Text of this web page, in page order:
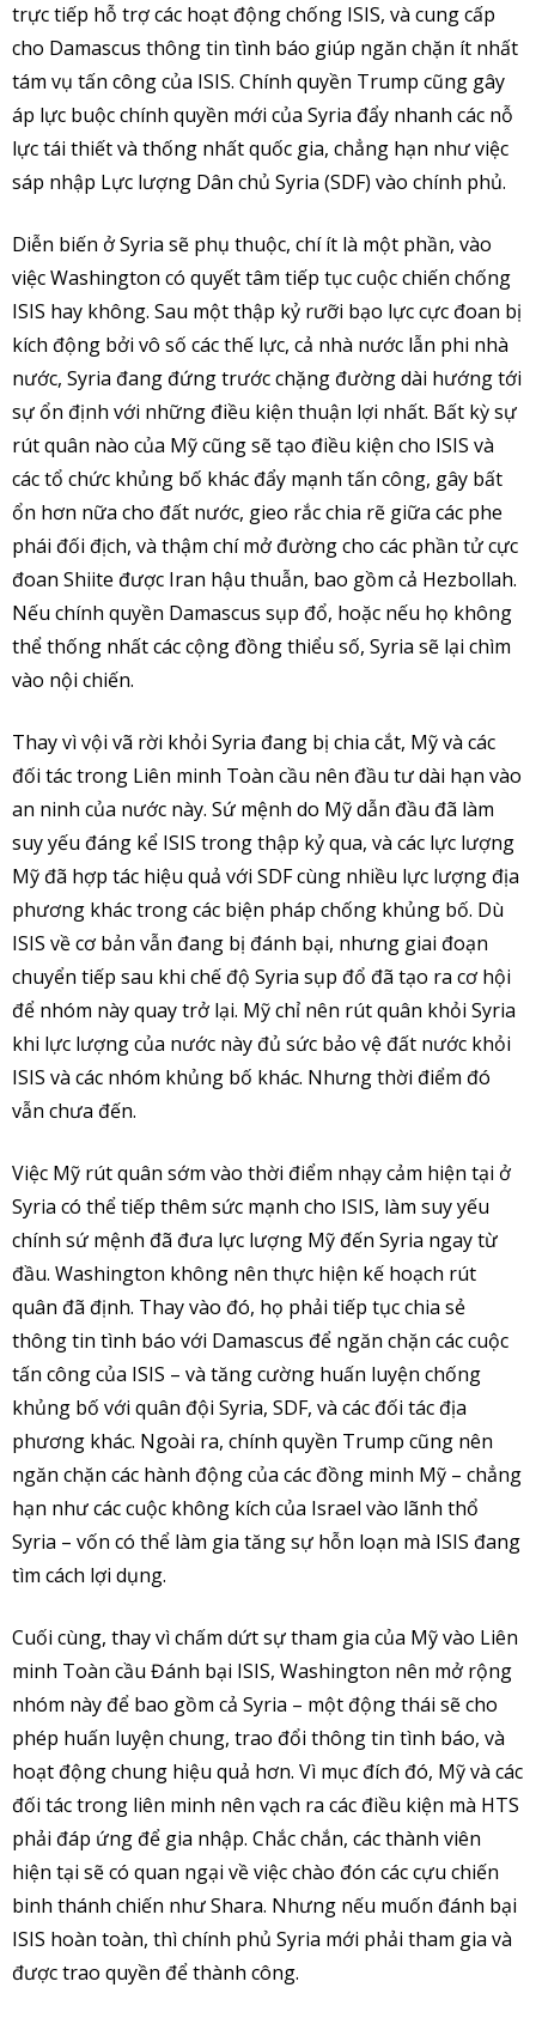
trực tiếp hỗ trợ các hoạt động chống ISIS, và cung cấp
cho Damascus thông tin tình báo giúp ngăn chặn ít nhất
tám vụ tấn công của ISIS. Chính quyền Trump cũng gây
áp lực buộc chính quyền mới của Syria đẩy nhanh các nỗ
lực tái thiết và thống nhất quốc gia, chẳng hạn như việc
sáp nhập Lực lượng Dân chủ Syria (SDF) vào chính phủ.
Diễn biến ở Syria sẽ phụ thuộc, chí ít là một phần, vào
việc Washington có quyết tâm tiếp tục cuộc chiến chống
ISIS hay không. Sau một thập kỷ rưỡi bạo lực cực đoan bị
kích động bởi vô số các thế lực, cả nhà nước lẫn phi nhà
nước, Syria đang đứng trước chặng đường dài hướng tới
sự ổn định với những điều kiện thuận lợi nhất. Bất kỳ sự
rút quân nào của Mỹ cũng sẽ tạo điều kiện cho ISIS và
các tổ chức khủng bố khác đẩy mạnh tấn công, gây bất
ổn hơn nữa cho đất nước, gieo rắc chia rẽ giữa các phe
phái đối địch, và thậm chí mở đường cho các phần tử cực
đoan Shiite được Iran hậu thuẫn, bao gồm cả Hezbollah.
Nếu chính quyền Damascus sụp đổ, hoặc nếu họ không
thể thống nhất các cộng đồng thiểu số, Syria sẽ lại chìm
vào nội chiến.
Thay vì vội vã rời khỏi Syria đang bị chia cắt, Mỹ và các
đối tác trong Liên minh Toàn cầu nên đầu tư dài hạn vào
an ninh của nước này. Sứ mệnh do Mỹ dẫn đầu đã làm
suy yếu đáng kể ISIS trong thập kỷ qua, và các lực lượng
Mỹ đã hợp tác hiệu quả với SDF cùng nhiều lực lượng địa
phương khác trong các biện pháp chống khủng bố. Dù
ISIS về cơ bản vẫn đang bị đánh bại, nhưng giai đoạn
chuyển tiếp sau khi chế độ Syria sụp đổ đã tạo ra cơ hội
để nhóm này quay trở lại. Mỹ chỉ nên rút quân khỏi Syria
khi lực lượng của nước này đủ sức bảo vệ đất nước khỏi
ISIS và các nhóm khủng bố khác. Nhưng thời điểm đó
vẫn chưa đến.
Việc Mỹ rút quân sớm vào thời điểm nhạy cảm hiện tại ở
Syria có thể tiếp thêm sức mạnh cho ISIS, làm suy yếu
chính sứ mệnh đã đưa lực lượng Mỹ đến Syria ngay từ
đầu. Washington không nên thực hiện kế hoạch rút
quân đã định. Thay vào đó, họ phải tiếp tục chia sẻ
thông tin tình báo với Damascus để ngăn chặn các cuộc
tấn công của ISIS – và tăng cường huấn luyện chống
khủng bố với quân đội Syria, SDF, và các đối tác địa
phương khác. Ngoài ra, chính quyền Trump cũng nên
ngăn chặn các hành động của các đồng minh Mỹ – chẳng
hạn như các cuộc không kích của Israel vào lãnh thổ
Syria – vốn có thể làm gia tăng sự hỗn loạn mà ISIS đang
tìm cách lợi dụng.
Cuối cùng, thay vì chấm dứt sự tham gia của Mỹ vào Liên
minh Toàn cầu Đánh bại ISIS, Washington nên mở rộng
nhóm này để bao gồm cả Syria – một động thái sẽ cho
phép huấn luyện chung, trao đổi thông tin tình báo, và
hoạt động chung hiệu quả hơn. Vì mục đích đó, Mỹ và các
đối tác trong liên minh nên vạch ra các điều kiện mà HTS
phải đáp ứng để gia nhập. Chắc chắn, các thành viên
hiện tại sẽ có quan ngại về việc chào đón các cựu chiến
binh thánh chiến như Shara. Nhưng nếu muốn đánh bại
ISIS hoàn toàn, thì chính phủ Syria mới phải tham gia và
được trao quyền để thành công.